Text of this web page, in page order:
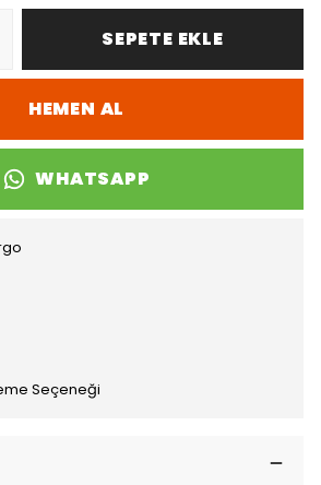
SEPETE EKLE
HEMEN AL
WHATSAPP
Seçeneği